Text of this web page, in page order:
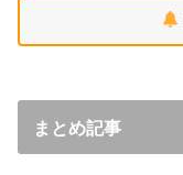
まとめ記事